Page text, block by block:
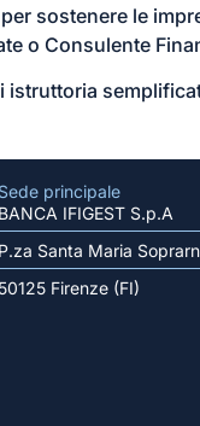
sostenere le
o Consulente
Sede principale
BANCA IFIGEST S.p.A
P.za Santa Maria
50125 Firenze (FI)